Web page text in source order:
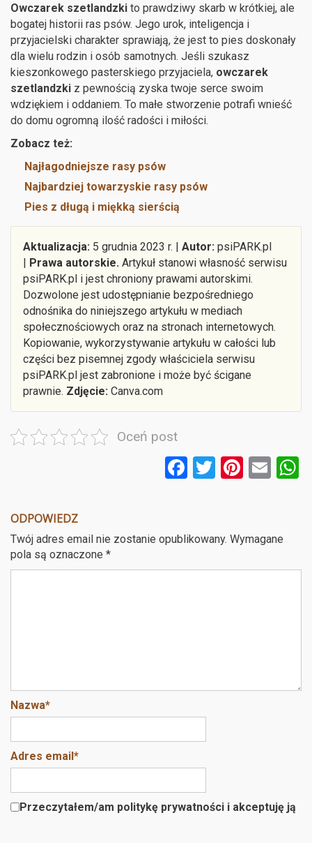
Owczarek szetlandzki to prawdziwy skarb w krótkiej, ale
bogatej historii ras psów. Jego urok, inteligencja i
przyjacielski charakter sprawiają, że jest to pies doskonały
dla wielu rodzin i osób samotnych. Jeśli szukasz
kieszonkowego pasterskiego przyjaciela, owczarek
szetlandzki z pewnością zyska twoje serce swoim
wdziękiem i oddaniem. To małe stworzenie potrafi wnieść
do domu ogromną ilość radości i miłości.
Zobacz też:
Najłagodniejsze rasy psów
Najbardziej towarzyskie rasy psów
Pies z długą i miękką sierścią
Aktualizacja: 5 grudnia 2023 r. | Autor: psiPARK.pl
| Prawa autorskie. Artykuł stanowi własność serwisu
psiPARK.pl i jest chroniony prawami autorskimi.
Dozwolone jest udostępnianie bezpośredniego
odnośnika do niniejszego artykułu w mediach
społecznościowych oraz na stronach internetowych.
Kopiowanie, wykorzystywanie artykułu w całości lub
części bez pisemnej zgody właściciela serwisu
psiPARK.pl jest zabronione i może być ścigane
prawnie. Zdjęcie: Canva.com
Oceń post
F
b
o
T
er
Pi
es
E
ODPOWIEDZ
Twój adres email nie zostanie opublikowany. Wymagane
pola są oznaczone *
Nazwa*
Adres email*
Przeczytałem/am politykę prywatności i akceptuję ją